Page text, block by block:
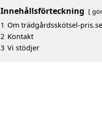
Innehållsförteckning
1 Om trädgårdsskötsel-pris.se
2 Kontakt
3 Vi stödjer